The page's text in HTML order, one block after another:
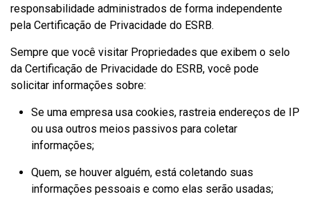
responsabilidade administrados de forma independente
pela Certificação de Privacidade do ESRB.
Sempre que você visitar Propriedades que exibem o selo
da Certificação de Privacidade do ESRB, você pode
solicitar informações sobre:
Se uma empresa usa cookies, rastreia endereços de IP
ou usa outros meios passivos para coletar
informações;
Quem, se houver alguém, está coletando suas
informações pessoais e como elas serão usadas;